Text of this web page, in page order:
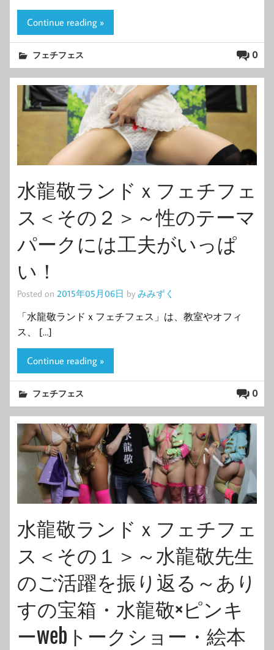
Continue reading »
0
フェチフェス
水龍敬ランドｘフェチフェ
ス＜その２＞～性のテーマ
パークには工夫がいっぱ
い！
Posted on 2015年05月06日 by みみずく
「水龍敬ランドｘフェチフェス」は、教室やオフィ
ス、 […]
Continue reading »
0
フェチフェス
水龍敬ランドｘフェチフェ
ス＜その１＞～水龍敬先生
のご活躍を振り返る～あり
すの宝箱・水龍敬×ピンキ
ーwebトークショー・絵本